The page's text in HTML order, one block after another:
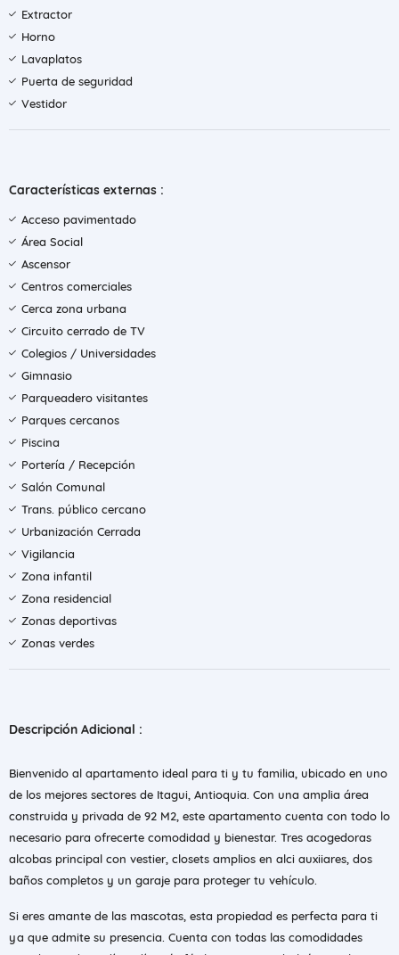
Extractor
Horno
Lavaplatos
Puerta de seguridad
Vestidor
Características externas :
Acceso pavimentado
Área Social
Ascensor
Centros comerciales
Cerca zona urbana
Circuito cerrado de TV
Colegios / Universidades
Gimnasio
Parqueadero visitantes
Parques cercanos
Piscina
Portería / Recepción
Salón Comunal
Trans. público cercano
Urbanización Cerrada
Vigilancia
Zona infantil
Zona residencial
Zonas deportivas
Zonas verdes
Descripción Adicional :
Bienvenido al apartamento ideal para ti y tu familia, ubicado en uno
de los mejores sectores de Itagui, Antioquia. Con una amplia área
construida y privada de 92 M2, este apartamento cuenta con todo lo
necesario para ofrecerte comodidad y bienestar. Tres acogedoras
alcobas principal con vestier, closets amplios en alci auxiiares, dos
baños completos y un garaje para proteger tu vehículo.
Si eres amante de las mascotas, esta propiedad es perfecta para ti
ya que admite su presencia. Cuenta con todas las comodidades